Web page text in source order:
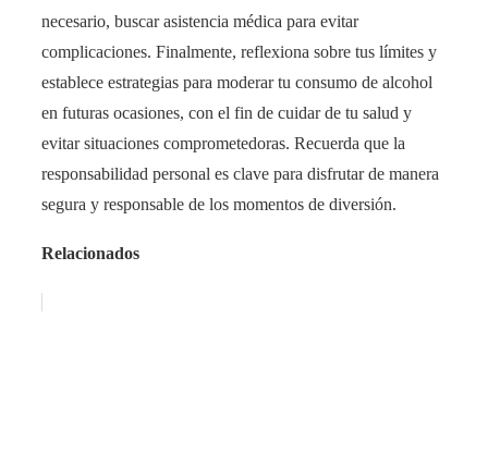
necesario, buscar asistencia médica para evitar
complicaciones. Finalmente, reflexiona sobre tus límites y
establece estrategias para moderar tu consumo de alcohol
en futuras ocasiones, con el fin de cuidar de tu salud y
evitar situaciones comprometedoras. Recuerda que la
responsabilidad personal es clave para disfrutar de manera
segura y responsable de los momentos de diversión.
Relacionados